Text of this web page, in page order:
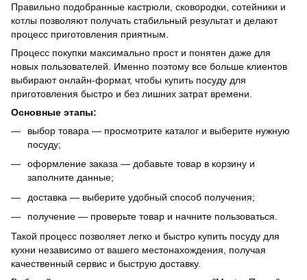
Правильно подобранные кастрюли, сковородки, сотейники и
котлы позволяют получать стабильный результат и делают
процесс приготовления приятным.
Процесс покупки максимально прост и понятен даже для
новых пользователей. Именно поэтому все больше клиентов
выбирают онлайн-формат, чтобы купить посуду для
приготовления быстро и без лишних затрат времени.
Основные этапы:
выбор товара — просмотрите каталог и выберите нужную
посуду;
оформление заказа — добавьте товар в корзину и
заполните данные;
доставка — выберите удобный способ получения;
получение — проверьте товар и начните пользоваться.
Такой процесс позволяет легко и быстро купить посуду для
кухни независимо от вашего местонахождения, получая
качественный сервис и быструю доставку.